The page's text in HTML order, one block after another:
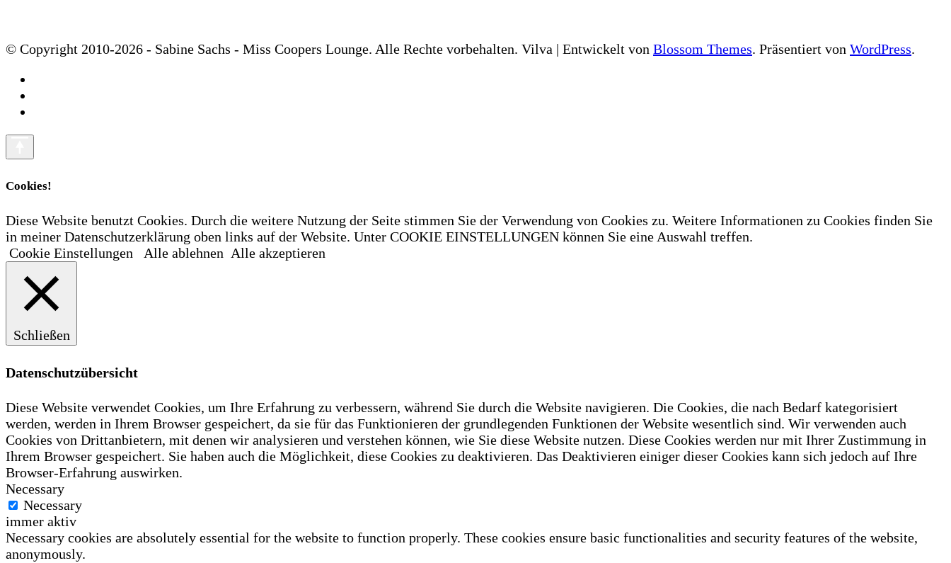
© Copyright 2010-2026 - Sabine Sachs - Miss Coopers Lounge. Alle Rechte vorbehalten. Vilva | Entwickelt von Blossom Themes. Präsentiert von WordPress.
Cookies!
Diese Website benutzt Cookies. Durch die weitere Nutzung der Seite stimmen Sie der Verwendung von Cookies zu. Weitere Informationen zu Cookies finden Sie
in meiner Datenschutzerklärung oben links auf der Website. Unter COOKIE EINSTELLUNGEN können Sie eine Auswahl treffen.
Cookie Einstellungen
Alle ablehnen Alle akzeptieren
Schließen
Datenschutzübersicht
Diese Website verwendet Cookies, um Ihre Erfahrung zu verbessern, während Sie durch die Website navigieren. Die Cookies, die nach Bedarf kategorisiert
werden, werden in Ihrem Browser gespeichert, da sie für das Funktionieren der grundlegenden Funktionen der Website wesentlich sind. Wir verwenden auch
Cookies von Drittanbietern, mit denen wir analysieren und verstehen können, wie Sie diese Website nutzen. Diese Cookies werden nur mit Ihrer Zustimmung in
Ihrem Browser gespeichert. Sie haben auch die Möglichkeit, diese Cookies zu deaktivieren. Das Deaktivieren einiger dieser Cookies kann sich jedoch auf Ihre
Browser-Erfahrung auswirken.
Necessary
Necessary
immer aktiv
Necessary cookies are absolutely essential for the website to function properly. These cookies ensure basic functionalities and security features of the website,
anonymously.